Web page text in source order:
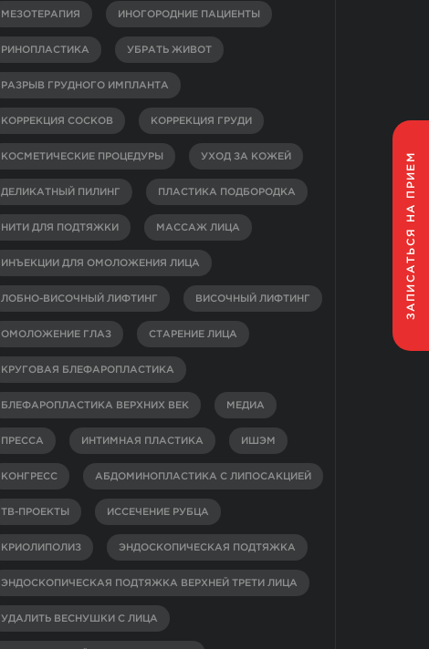
ЗАПИСАТЬСЯ
НА ПРИЕМ
МЕЗОТЕРАПИЯ ИНОГОРОДНИЕ ПАЦИЕНТЫ
РИНОПЛАСТИКА УБРАТЬ ЖИВОТ
РАЗРЫВ ГРУДНОГО ИМПЛАНТА
КОРРЕКЦИЯ СОСКОВ КОРРЕКЦИЯ ГРУДИ
КОСМЕТИЧЕСКИЕ ПРОЦЕДУРЫ УХОД ЗА КОЖЕЙ
ДЕЛИКАТНЫЙ ПИЛИНГ ПЛАСТИКА ПОДБОРОДКА
НИТИ ДЛЯ ПОДТЯЖКИ МАССАЖ ЛИЦА
ИНЪЕКЦИИ ДЛЯ ОМОЛОЖЕНИЯ ЛИЦА
ЛОБНО-ВИСОЧНЫЙ ЛИФТИНГ ВИСОЧНЫЙ ЛИФТИНГ
ОМОЛОЖЕНИЕ ГЛАЗ СТАРЕНИЕ ЛИЦА
КРУГОВАЯ БЛЕФАРОПЛАСТИКА
БЛЕФАРОПЛАСТИКА ВЕРХНИХ ВЕК МЕДИА
ПРЕССА ИНТИМНАЯ ПЛАСТИКА ИШЭМ
КОНГРЕСС АБДОМИНОПЛАСТИКА С ЛИПОСАКЦИЕЙ
ТВ-ПРОЕКТЫ ИССЕЧЕНИЕ РУБЦА
КРИОЛИПОЛИЗ ЭНДОСКОПИЧЕСКАЯ ПОДТЯЖКА
ЭНДОСКОПИЧЕСКАЯ ПОДТЯЖКА ВЕРХНЕЙ ТРЕТИ ЛИЦА
УДАЛИТЬ ВЕСНУШКИ С ЛИЦА